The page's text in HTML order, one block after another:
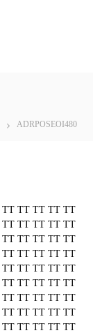
ADRPOSEOI480
TT TT TT TT TT
TT TT TT TT TT
TT TT TT TT TT
TT TT TT TT TT
TT TT TT TT TT
TT TT TT TT TT
TT TT TT TT TT
TT TT TT TT TT
TT TT TT TT TT